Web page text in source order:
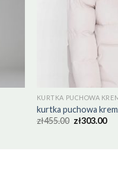
KURTKA PUCHOWA
kurtka puchowa
zł455.00 zł303.00